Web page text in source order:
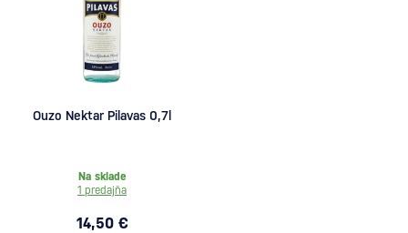
Ouzo Nektar Pilavas 0,7l
Na sklade
1 predajňa
14,50 €